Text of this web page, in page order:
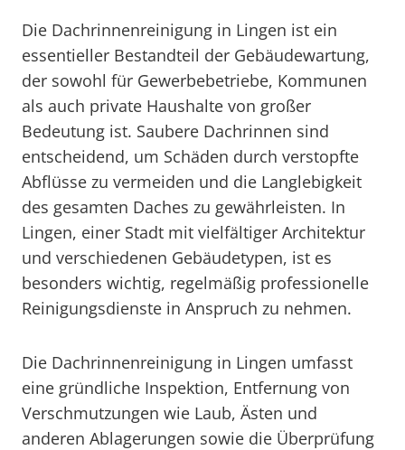
Die Dachrinnenreinigung in Lingen ist ein
essentieller Bestandteil der Gebäudewartung,
der sowohl für Gewerbebetriebe, Kommunen
als auch private Haushalte von großer
Bedeutung ist. Saubere Dachrinnen sind
entscheidend, um Schäden durch verstopfte
Abflüsse zu vermeiden und die Langlebigkeit
des gesamten Daches zu gewährleisten. In
Lingen, einer Stadt mit vielfältiger Architektur
und verschiedenen Gebäudetypen, ist es
besonders wichtig, regelmäßig professionelle
Reinigungsdienste in Anspruch zu nehmen.
Die Dachrinnenreinigung in Lingen umfasst
eine gründliche Inspektion, Entfernung von
Verschmutzungen wie Laub, Ästen und
anderen Ablagerungen sowie die Überprüfung